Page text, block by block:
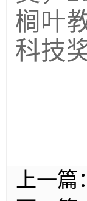
榈叶
科技
上一篇：